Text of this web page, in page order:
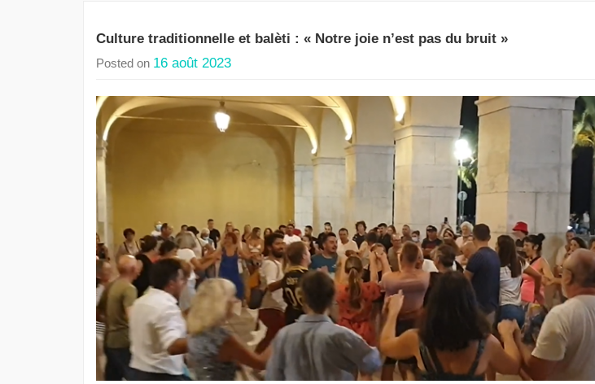
Culture traditionnelle et balèti : « Notre joie n’est pas du bruit »
Posted on 16 août 2023